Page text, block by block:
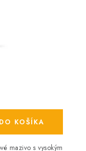
DO KOŠÍKA
mazivo s vysokým